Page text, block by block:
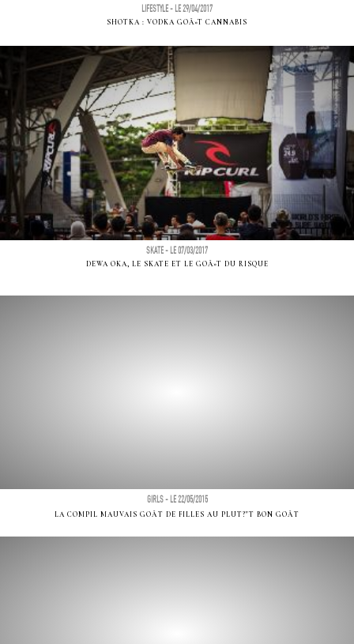
LIFESTYLE - LE 29/04/2017
SHOTKA : VODKA GOÃ»T CANNABIS
SKATE - LE 07/03/2017
DEWA OKA, LE SKATE ET LE GOÃ»T DU RISQUE
GIRLS - LE 22/05/2015
LA COMPIL MAUVAIS GOÃT DE FILLES AU PLUT?"T BON GOÃT